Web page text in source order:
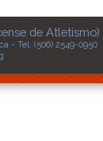
de Atletismo)
- Tel. (506) 2549-0950